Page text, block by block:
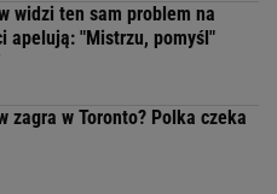
widzi ten sam problem na
apelują: "Mistrzu, pomyśl"
zagra w Toronto? Polka czeka